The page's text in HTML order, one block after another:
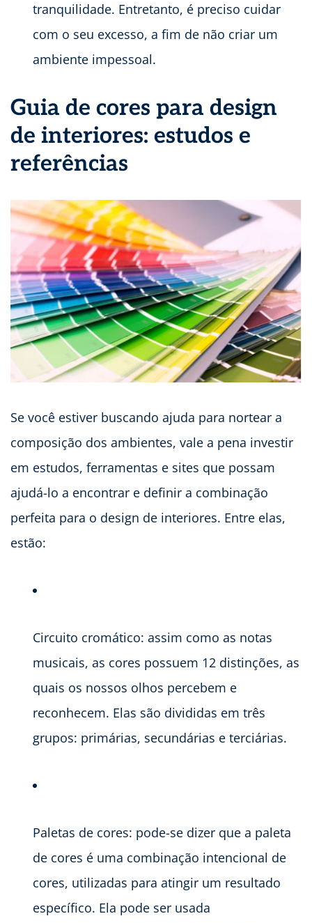
tranquilidade. Entretanto, é preciso cuidar
com o seu excesso, a fim de não criar um
ambiente impessoal.
Guia de cores para design
de interiores: estudos e
referências
Se você estiver buscando ajuda para nortear a
composição dos ambientes, vale a pena investir
em estudos, ferramentas e sites que possam
ajudá-lo a encontrar e definir a combinação
perfeita para o design de interiores. Entre elas,
estão:
Circuito cromático: assim como as notas
musicais, as cores possuem 12 distinções, as
quais os nossos olhos percebem e
reconhecem. Elas são divididas em três
grupos: primárias, secundárias e terciárias.
Paletas de cores: pode-se dizer que a paleta
de cores é uma combinação intencional de
cores, utilizadas para atingir um resultado
específico. Ela pode ser usada